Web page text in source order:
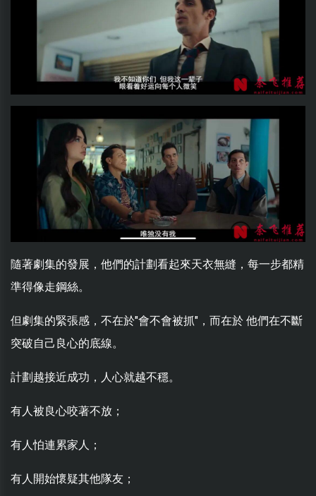
隨著劇集的發展，他們的計劃看起來天衣無縫，每一步都精
準得像走鋼絲。
但劇集的緊張感，不在於"會不會被抓"，而在於 他們在不斷
突破自己良心的底線。
計劃越接近成功，人心就越不穩。
有人被良心咬著不放；
有人怕連累家人；
有人開始懷疑其他隊友；